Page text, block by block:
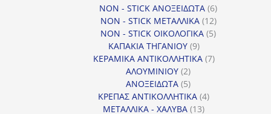
προϊόντα
NON - STICK ΑΝΟΞΕΙΔΩΤΑ 66
προϊόντα
NON - STICK ΜΕΤΑΛΛΙΚΑ 1212
προϊόντα
NON - STICK ΟΙΚΟΛΟΓΙΚΑ 55
ΚΑΠΑΚΙΑ ΤΗΓΑΝΙΟΥ 99
προϊόντα
ΚΕΡΑΜΙΚΑ ΑΝΤΙΚΟΛΛΗΤΙΚΑ 77
ΑΛΟΥΜΙΝΙΟΥ 22
προϊόντα
ΑΝΟΞΕΙΔΩΤΑ 55
προϊόντα
ΚΡΕΠΑΣ ΑΝΤΙΚΟΛΛΗΤΙΚΑ 44
ΜΕΤΑΛΛΙΚΑ - ΧΑΛΥΒΑ 1313